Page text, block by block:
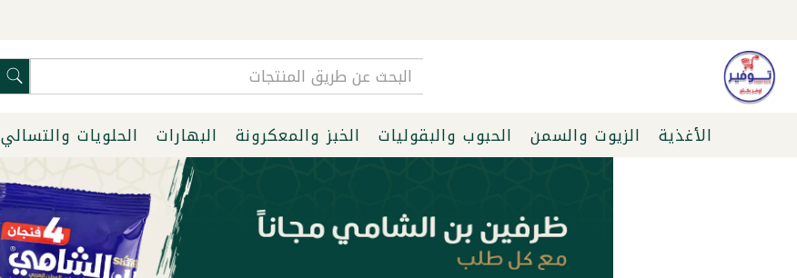
الأغذية الزيوت والسمن الحبوب والبقوليات الخبز والمعكرونة البهارات الحلويات والتسالي